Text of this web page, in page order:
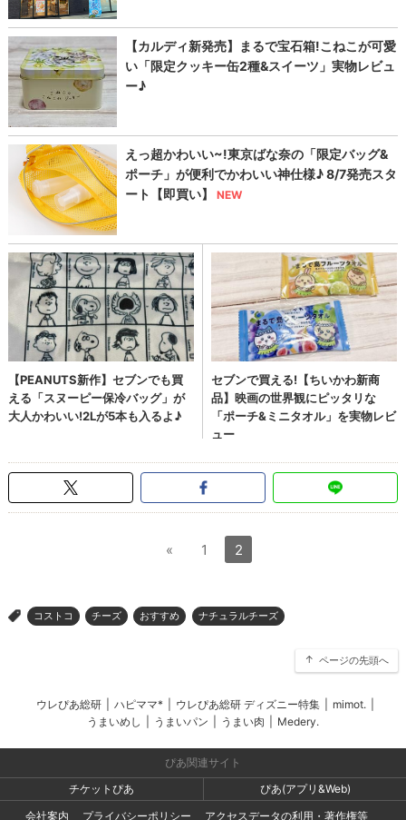
« 1 2
> コストコ チーズ おすすめ ナチュラルチーズ
ページの先頭へ
ウレぴあ総研 ハピママ* ウレぴあ総研 ディズニー特集 mimot.
うまいめし
うまいパン うまい肉 Medery.
ぴあ関連サイト
チケットぴあ
ぴあ(アプリ&Web)
会社案内
プライバシーポリシー アクセスデータの利用・著作権等